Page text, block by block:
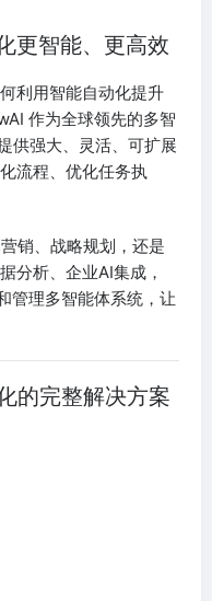
更智能、更高效
利用智能自动化提升
作为全球领先的多智
供强大、灵活、可扩展
流程、优化任务执
销、战略规划，还是
分析、企业AI集成，
管理多智能体系统，让
的完整解决方案